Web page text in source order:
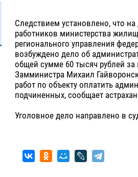
Следствием установлено, что
работников министерства
регионального управления
возбуждено дело об
общей сумме 60 тысяч рублей
Замминистра Михаил
работ по объекту оплатить
подчиненных, сообщает
Уголовное дело направлено в